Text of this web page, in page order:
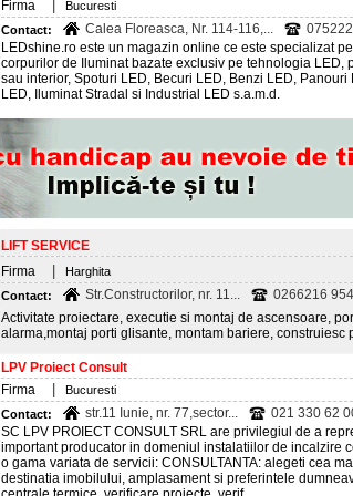
Firma
Bucuresti
Contact:
Calea Floreasca, Nr. 114-116,...
LEDshine.ro este un magazin online ce este specializat
corpurilor de Iluminat bazate exclusiv pe tehnologia LED,
sau interior, Spoturi LED, Becuri LED, Benzi LED,
LED, Iluminat Stradal si Industrial LED s.a.m.d.
LIFT SERVICE
Firma
Harghita
Contact:
Str.Constructorilor, nr. 11...
0266216
Activitate proiectare, executie si montaj de ascensoare,
alarma,montaj porti glisante, montam bariere, construiesc
LPV Proiect Consult
Firma
Bucuresti
Contact:
str.11 Iunie, nr. 77,sector...
021 330 62
SC LPV PROIECT CONSULT SRL are privilegiul de a
important producator in domeniul instalatiilor de incalzire
o gama variata de servicii: CONSULTANTA: alegeti cea
destinatia imobilului, amplasament si preferintele